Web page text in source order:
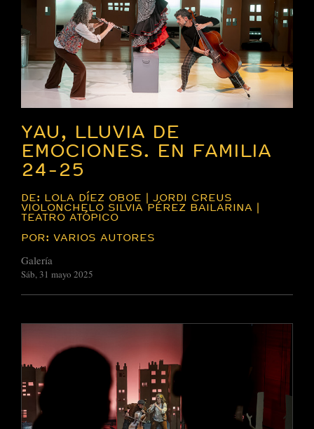
YAU, LLUVIA DE
EMOCIONES. EN FAMILIA
24-25
DE: LOLA DÍEZ OBOE | JORDI CREUS
VIOLONCHELO SILVIA PÉREZ BAILARINA |
TEATRO ATÓPICO
POR: VARIOS AUTORES
Galería
Sáb, 31 mayo 2025